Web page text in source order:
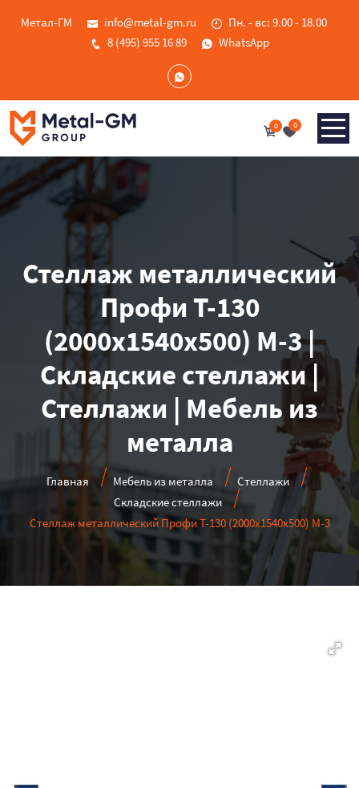
Метал-ГМ info@metal-gm.ru
Пн. - вс: 9.00 - 18.00
8 (495) 955 16 89
WhatsApp
0 0
Стеллаж металлический
Профи Т-130
(2000х1540х500) М-3 |
Складские стеллажи |
Стеллажи | Мебель из
металла
Главная Мебель из металла
Стеллажи
Складские стеллажи
Стеллаж металлический Профи Т-130 (2000х1540х500) М-3